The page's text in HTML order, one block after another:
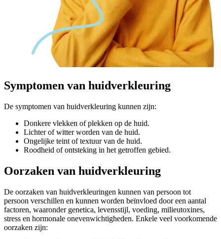
Symptomen van huidverkleuring
De symptomen van huidverkleuring kunnen zijn:
Donkere vlekken of plekken op de huid.
Lichter of witter worden van de huid.
Ongelijke teint of textuur van de huid.
Roodheid of ontsteking in het getroffen gebied.
Oorzaken van huidverkleuring
De oorzaken van huidverkleuringen kunnen van persoon tot
persoon verschillen en kunnen worden beïnvloed door een aantal
factoren, waaronder genetica, levensstijl, voeding, milieutoxines,
stress en hormonale onevenwichtigheden. Enkele veel voorkomende
oorzaken zijn: